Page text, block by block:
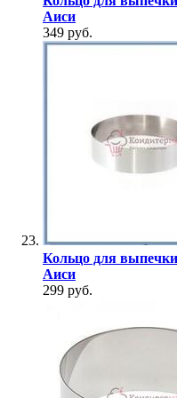
Аиси
349 руб.
Кольцо для выпечки
Аиси
299 руб.